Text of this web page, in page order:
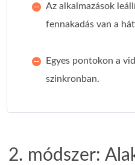
Az alkalmazások
fennakadás van a
Egyes pontokon a
szinkronban.
2. módszer: